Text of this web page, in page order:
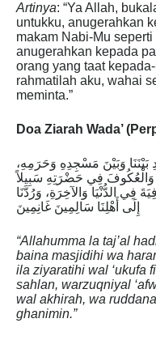
Artinya: “Ya Allah,
untukku, anugerahkan
makam Nabi-Mu
anugerahkan kepada
orang yang taat
rahmatilah aku, wahai
meminta.”
Doa Ziarah Wada’
بَيْنَنَا وَبَيْنَ مَسْجِدِهِ وَحَرَمِهِ،
وَالْعُكُوفَ فِي حَضْرَتِهِ سَبِيلاً
فِي الدُّنْيَا وَالآخِرَةِ، وَرُدَّنَا
إِلَى أَهْلِنَا سَالِمِينَ غَانِمِينَ
“Allahumma la taj’al
baina masjidihi wa
ila ziyaratihi wal ‘ukufa
sahlan, warzuqniyal
wal akhirah, wa
ghanimin.”